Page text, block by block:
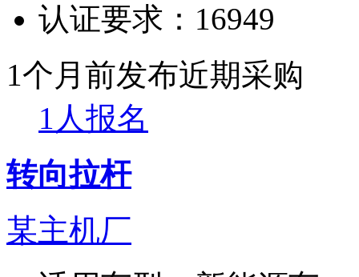
认证要求： 16949
1个月前发布近期采购
1人报名
转向拉杆
某主机厂